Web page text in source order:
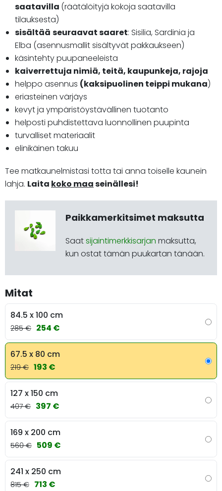
saatavilla (räätälöityjä kokoja saatavilla
tilauksesta)
sisältää seuraavat saaret: Sisilia, Sardinia ja
Elba (asennusmallit sisältyvät pakkaukseen)
käsintehty puupaneeleista
kaiverrettuja nimiä, teitä, kaupunkeja, rajoja
helppo asennus (kaksipuolinen teippi mukana)
eriasteinen värjäys
kevyt ja ympäristöystävällinen tuotanto
helposti puhdistettava luonnollinen puupinta
turvalliset materiaalit
elinikäinen takuu
Tee matkaunelmistasi totta tai anna toiselle kaunein
lahja. Laita koko maaseinällesi!
Paikkamerkitsimet maksutta
Saatsijaintimerkkisarjan maksutta,
kun ostat tämän puukartan tänään.
Mitat
84.5 x 100 cm
285 € 254 €
67.5 x 80 cm
219 € 193 €
127 x 150 cm
407 € 397 €
169 x 200 cm
560 € 509 €
241 x 250 cm
815 € 713 €